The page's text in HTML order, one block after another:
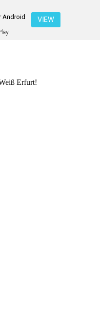
Android
VIEW
Erfurt!